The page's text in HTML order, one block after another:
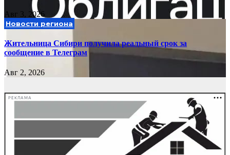
Авг 3, 2026
Новости региона
Жительница Сибири получила реальный срок за
сообщение в Телеграм
Авг 2, 2026
РЕКЛАМА